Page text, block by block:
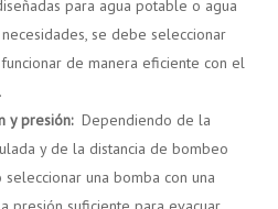
para agua potable o agua
se debe seleccionar
de manera eficiente con el
y presión:Dependiendo de la
y de la distancia de bombeo
una bomba con una